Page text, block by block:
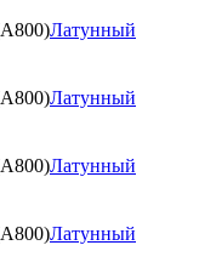
Латунный
Латунный
Латунный
Латунный